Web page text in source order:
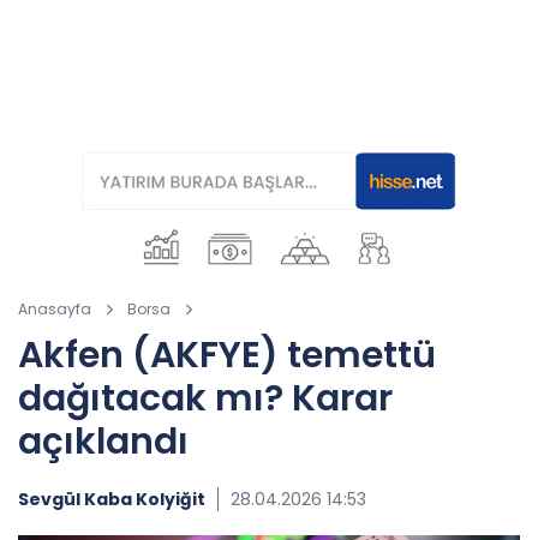
Anasayfa Borsa
Akfen (AKFYE) temettü
dağıtacak mı? Karar
açıklandı
Sevgül Kaba Kolyiğit 28.04.2026 14:53